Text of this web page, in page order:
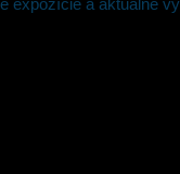
expozície a aktuálne